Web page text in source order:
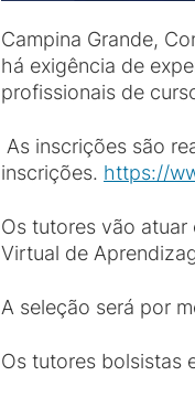
Campina Grande,
há exigência de
profissionais de
As inscrições são
inscrições. https://
Os tutores vão
Virtual de
A seleção será por
Os tutores bolsistas